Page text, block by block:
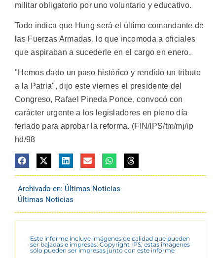
militar obligatorio por uno voluntario y educativo.
Todo indica que Hung será el último comandante de
las Fuerzas Armadas, lo que incomoda a oficiales
que aspiraban a sucederle en el cargo en enero.
"Hemos dado un paso histórico y rendido un tributo
a la Patria", dijo este viernes el presidente del
Congreso, Rafael Pineda Ponce, convocó con
carácter urgente a los legisladores en pleno día
feriado para aprobar la reforma. (FIN/IPS/tm/mj/ip
hd/98
Archivado en: Últimas Noticias
Últimas Noticias
Este informe incluye imágenes de calidad que pueden
ser bajadas e impresas. Copyright IPS, estas imágenes
sólo pueden ser impresas junto con este informe